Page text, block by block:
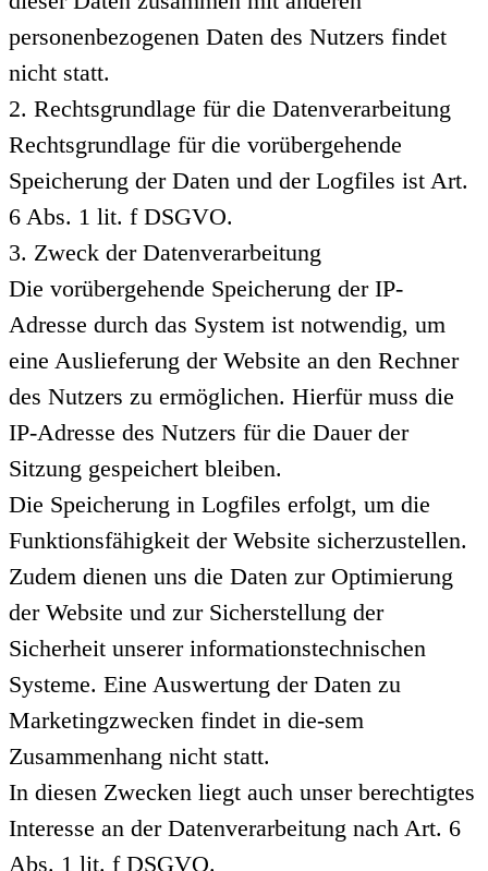
personenbezogenen Daten des Nutzers findet
nicht statt.
2. Rechtsgrundlage für die Datenverarbeitung
Rechtsgrundlage für die vorübergehende
Speicherung der Daten und der Logfiles ist Art.
6 Abs. 1 lit. f DSGVO.
3. Zweck der Datenverarbeitung
Die vorübergehende Speicherung der IP-
Adresse durch das System ist notwendig, um
eine Auslieferung der Website an den Rechner
des Nutzers zu ermöglichen. Hierfür muss die
IP-Adresse des Nutzers für die Dauer der
Sitzung gespeichert bleiben.
Die Speicherung in Logfiles erfolgt, um die
Funktionsfähigkeit der Website sicherzustellen.
Zudem dienen uns die Daten zur Optimierung
der Website und zur Sicherstellung der
Sicherheit unserer informationstechnischen
Systeme. Eine Auswertung der Daten zu
Marketingzwecken findet in die-sem
Zusammenhang nicht statt.
In diesen Zwecken liegt auch unser berechtigtes
Interesse an der Datenverarbeitung nach Art. 6
Abs. 1 lit. f DSGVO.